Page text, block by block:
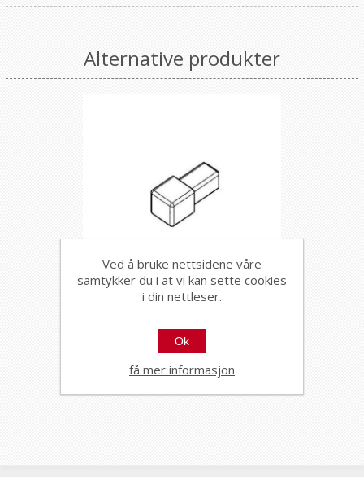
Alternative produkter
2/3 VEIS HJØRNE FIRKANT
ALUMINIUM GREIGE 8MM,
PROFILPAS
89387
Ved å bruke nettsidene våre
samtykker du i at vi kan sette cookies
i din nettleser.
Ok
få mer informasjon